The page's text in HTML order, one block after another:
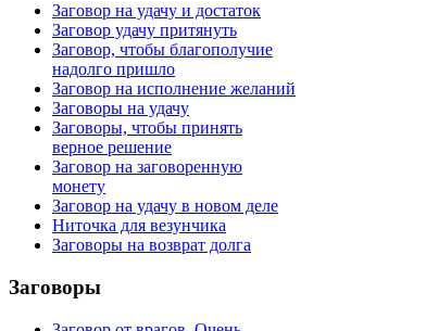
Заговор на удачу и достаток
Заговор удачу притянуть
Заговор, чтобы благополучие
надолго пришло
Заговор на исполнение желаний
Заговоры на удачу
Заговоры, чтобы принять
верное решение
Заговор на заговоренную
монету
Заговор на удачу в новом деле
Ниточка для везунчика
Заговоры на возврат долга
Заговоры